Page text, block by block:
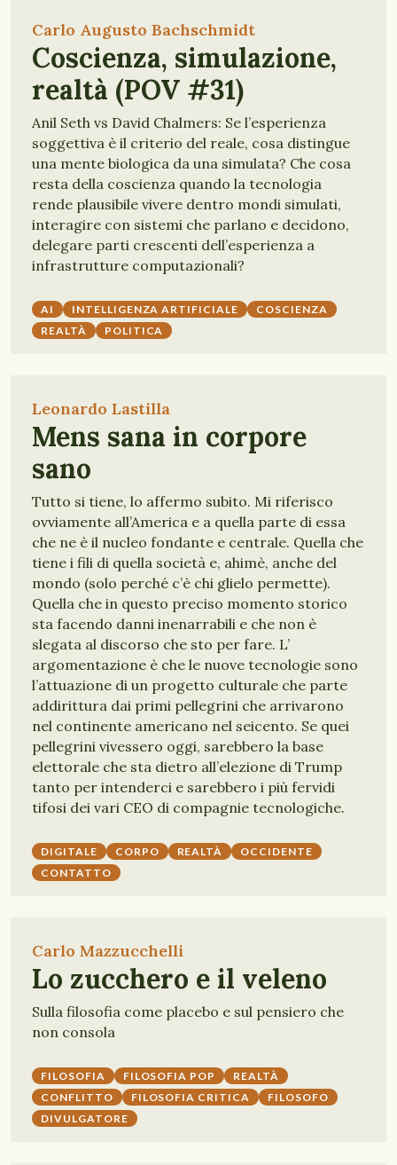
Carlo Augusto Bachschmidt
Coscienza, simulazione,
realtà (POV #31)
Anil Seth vs David Chalmers: Se l’esperienza
soggettiva è il criterio del reale, cosa distingue
una mente biologica da una simulata? Che cosa
resta della coscienza quando la tecnologia
rende plausibile vivere dentro mondi simulati,
interagire con sistemi che parlano e decidono,
delegare parti crescenti dell’esperienza a
infrastrutture computazionali?
AI INTELLIGENZA ARTIFICIALE
COSCIENZA
REALTÀ
POLITICA
Leonardo Lastilla
Mens sana in corpore
sano
Tutto si tiene, lo affermo subito. Mi riferisco
ovviamente all’America e a quella parte di essa
che ne è il nucleo fondante e centrale. Quella che
tiene i fili di quella società e, ahimè, anche del
mondo (solo perché c’è chi glielo permette).
Quella che in questo preciso momento storico
sta facendo danni inenarrabili e che non è
slegata al discorso che sto per fare. L’
argomentazione è che le nuove tecnologie sono
l’attuazione di un progetto culturale che parte
addirittura dai primi pellegrini che arrivarono
nel continente americano nel seicento. Se quei
pellegrini vivessero oggi, sarebbero la base
elettorale che sta dietro all’elezione di Trump
tanto per intenderci e sarebbero i più fervidi
tifosi dei vari CEO di compagnie tecnologiche.
DIGITALE CORPO REALTÀ
OCCIDENTE
CONTATTO
Carlo Mazzucchelli
Lo zucchero e il veleno
Sulla filosofia come placebo e sul pensiero che
non consola
FILOSOFIA FILOSOFIA POP
REALTÀ
CONFLITTO
FILOSOFIA CRITICA
FILOSOFO
DIVULGATORE